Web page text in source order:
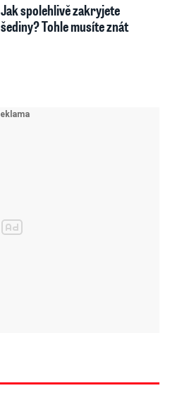
Jak spolehlivě zakryjete
šediny? Tohle musíte znát